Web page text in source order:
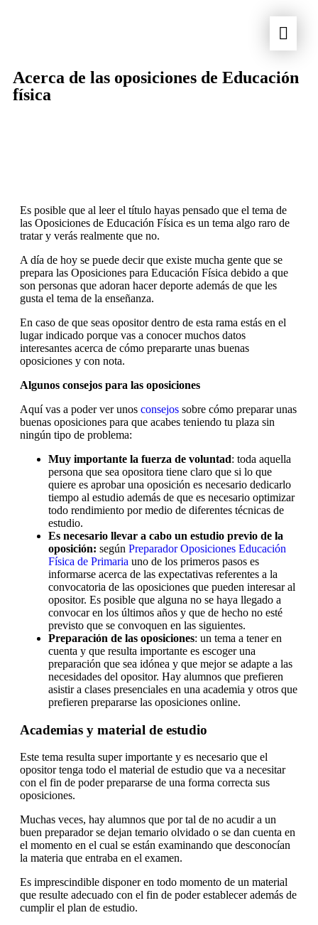
Acerca de las oposiciones de Educación
física
Es posible que al leer el título hayas pensado que el tema de
las Oposiciones de Educación Física es un tema algo raro de
tratar y verás realmente que no.
A día de hoy se puede decir que existe mucha gente que se
prepara las Oposiciones para Educación Física debido a que
son personas que adoran hacer deporte además de que les
gusta el tema de la enseñanza.
En caso de que seas opositor dentro de esta rama estás en el
lugar indicado porque vas a conocer muchos datos
interesantes acerca de cómo prepararte unas buenas
oposiciones y con nota.
Algunos consejos para las oposiciones
Aquí vas a poder ver unos consejos sobre cómo preparar unas
buenas oposiciones para que acabes teniendo tu plaza sin
ningún tipo de problema:
Muy importante la fuerza de voluntad: toda aquella
persona que sea opositora tiene claro que si lo que
quiere es aprobar una oposición es necesario dedicarlo
tiempo al estudio además de que es necesario optimizar
todo rendimiento por medio de diferentes técnicas de
estudio.
Es necesario llevar a cabo un estudio previo de la
oposición: según Preparador Oposiciones Educación
Física de Primaria uno de los primeros pasos es
informarse acerca de las expectativas referentes a la
convocatoria de las oposiciones que pueden interesar al
opositor. Es posible que alguna no se haya llegado a
convocar en los últimos años y que de hecho no esté
previsto que se convoquen en las siguientes.
Preparación de las oposiciones: un tema a tener en
cuenta y que resulta importante es escoger una
preparación que sea idónea y que mejor se adapte a las
necesidades del opositor. Hay alumnos que prefieren
asistir a clases presenciales en una academia y otros que
prefieren prepararse las oposiciones online.
Academias y material de estudio
Este tema resulta super importante y es necesario que el
opositor tenga todo el material de estudio que va a necesitar
con el fin de poder prepararse de una forma correcta sus
oposiciones.
Muchas veces, hay alumnos que por tal de no acudir a un
buen preparador se dejan temario olvidado o se dan cuenta en
el momento en el cual se están examinando que desconocían
la materia que entraba en el examen.
Es imprescindible disponer en todo momento de un material
que resulte adecuado con el fin de poder establecer además de
cumplir el plan de estudio.